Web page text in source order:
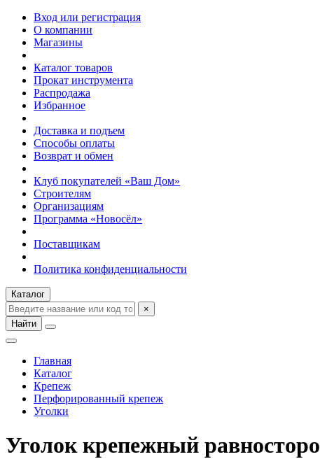
Вход или регистрация
О компании
Магазины
Каталог товаров
Прокат инструмента
Распродажа
Избранное
Доставка и подъем
Способы оплаты
Возврат и обмен
Клуб покупателей «Ваш Дом»
Строителям
Организациям
Программа «Новосёл»
Поставщикам
Политика конфиденциальности
Каталог
×
Найти
Главная
Каталог
Крепеж
Перфорированный крепеж
Уголки
Уголок крепежный